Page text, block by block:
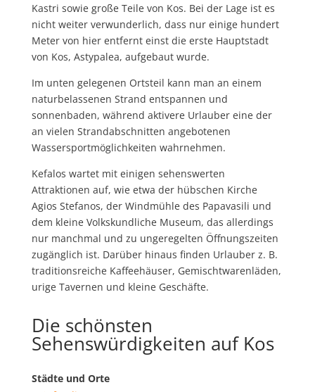
Kastri sowie große Teile von Kos. Bei der Lage ist es
nicht weiter verwunderlich, dass nur einige hundert
Meter von hier entfernt einst die erste Hauptstadt
von Kos, Astypalea, aufgebaut wurde.
Im unten gelegenen Ortsteil kann man an einem
naturbelassenen Strand entspannen und
sonnenbaden, während aktivere Urlauber eine der
an vielen Strandabschnitten angebotenen
Wassersportmöglichkeiten wahrnehmen.
Kefalos wartet mit einigen sehenswerten
Attraktionen auf, wie etwa der hübschen Kirche
Agios Stefanos, der Windmühle des Papavasili und
dem kleine Volkskundliche Museum, das allerdings
nur manchmal und zu ungeregelten Öffnungszeiten
zugänglich ist. Darüber hinaus finden Urlauber z. B.
traditionsreiche Kaffeehäuser, Gemischtwarenläden,
urige Tavernen und kleine Geschäfte.
Die schönsten
Sehenswürdigkeiten auf Kos
Städte und Orte